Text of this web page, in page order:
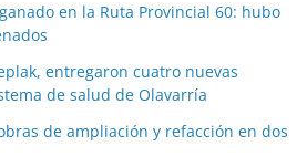
en la Ruta Provincial 60: hubo
entregaron cuatro nuevas
de salud de Olavarría
de ampliación y refacción en dos